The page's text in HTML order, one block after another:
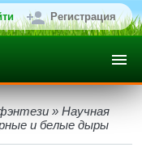
Регистрация
» Научная
и белые дыры